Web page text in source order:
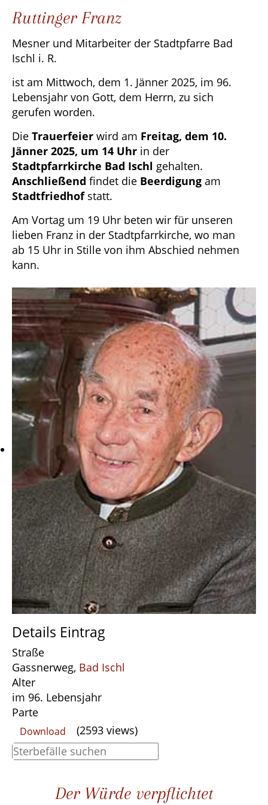
Ruttinger Franz
Mesner und Mitarbeiter der Stadtpfarre Bad
Ischl i. R.
ist am Mittwoch, dem 1. Jänner 2025, im 96.
Lebensjahr von Gott, dem Herrn, zu sich
gerufen worden.
Die Trauerfeier wird am Freitag, dem 10.
Jänner 2025, um 14 Uhr in der
Stadtpfarrkirche Bad Ischl gehalten.
Anschließend findet die Beerdigung am
Stadtfriedhofstatt.
Am Vortag um 19 Uhr beten wir für unseren
lieben Franz in der Stadtpfarrkirche, wo man
ab 15 Uhr in Stille von ihm Abschied nehmen
kann.
Details Eintrag
Straße
Gassnerweg, Bad Ischl
Alter
im 96. Lebensjahr
Parte
Download (2593 views)
Der Würde verpflichtet